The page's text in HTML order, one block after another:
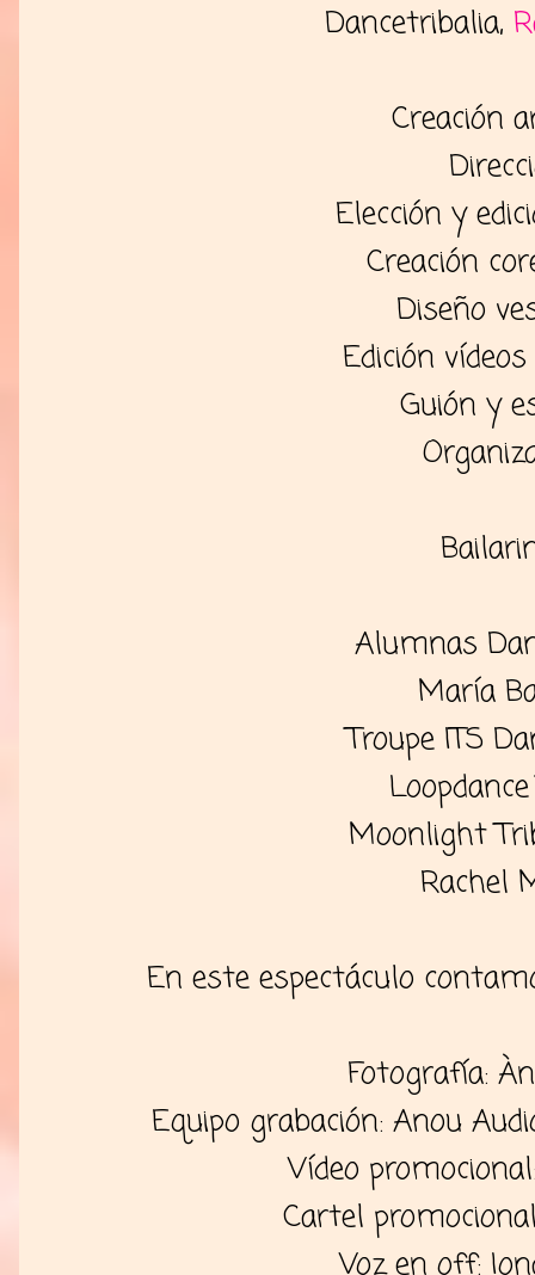
Dancetribalia,
Creación
Elección y
Creación
Diseño
Edición
Guión y
Alumnas
María
Troupe ITS
Moonlight
Rachel
En este espectáculo
Fotografía:
Equipo grabación: Anou
Vídeo
Cartel
Voz en off: